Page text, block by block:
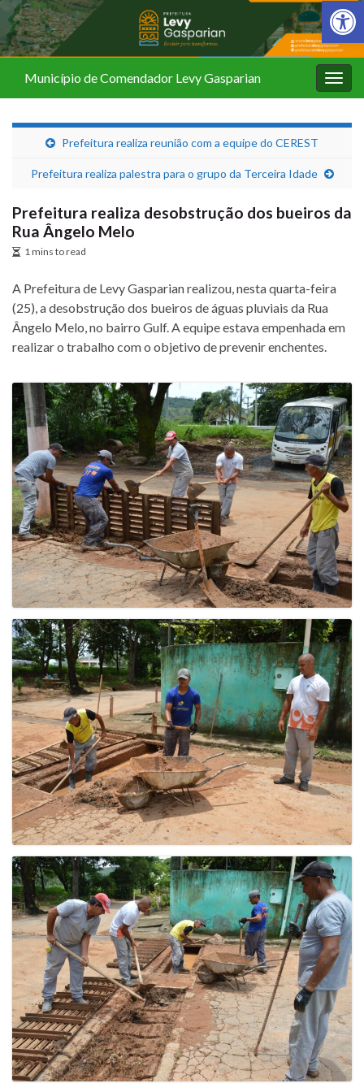
Barra de
Município de Comendador Levy Gasparian
Prefeitura realiza reunião com a equipe do CEREST
Prefeitura realiza palestra para o grupo da Terceira Idade
Prefeitura realiza desobstrução dos bueiros da
Rua Ângelo Melo
1 mins to read
A Prefeitura de Levy Gasparian realizou, nesta quarta-feira
(25), a desobstrução dos bueiros de águas pluviais da Rua
Ângelo Melo, no bairro Gulf. A equipe estava empenhada em
realizar o trabalho com o objetivo de prevenir enchentes.